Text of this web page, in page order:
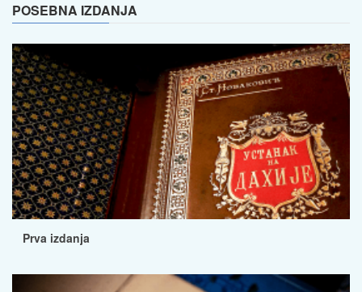
POSEBNA IZDANJA
Prva izdanja